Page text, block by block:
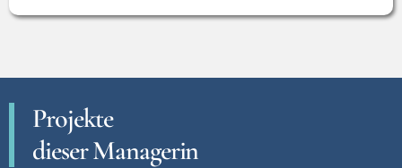
Projekte
dieser Managerin